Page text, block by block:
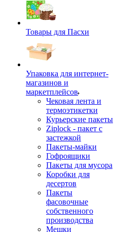
Товары для Пасхи
Упаковка для интернет-
магазинов и
маркетплейсов
Чековая лента и
термоэтикетки
Курьерские пакеты
Ziplock - пакет с
застежкой
Пакеты-майки
Гофроящики
Пакеты для мусора
Коробки для
десертов
Пакеты
фасовочные
собственного
производства
Мешки